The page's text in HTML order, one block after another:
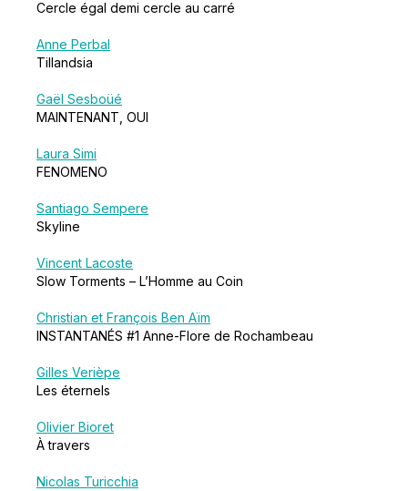
Cercle égal demi cercle au carré
Anne Perbal
Tillandsia
Gaël Sesboüé
MAINTENANT, OUI
Laura Simi
FENOMENO
Santiago Sempere
Skyline
Vincent Lacoste
Slow Torments – L’Homme au Coin
Christian et François Ben Aïm
INSTANTANÉS #1 Anne-Flore de Rochambeau
Gilles Verièpe
Les éternels
Olivier Bioret
À travers
Nicolas Turicchia